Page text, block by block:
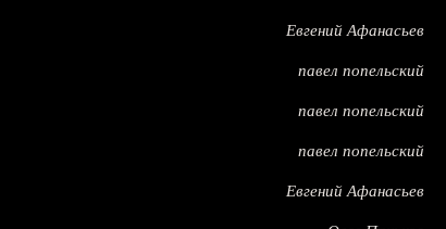
Евгений Афанасьев
павел попельский
павел попельский
павел попельский
Евгений Афанасьев